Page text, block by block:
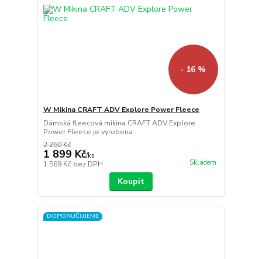
- 16 %
W Mikina CRAFT ADV Explore Power Fleece
Dámská fleecová mikina CRAFT ADV Explore
Power Fleece je vyrobena...
2 250 Kč
1 899 Kč/ks
1 569 Kč bez DPH Skladem
Koupit
DOPORUČUJEME